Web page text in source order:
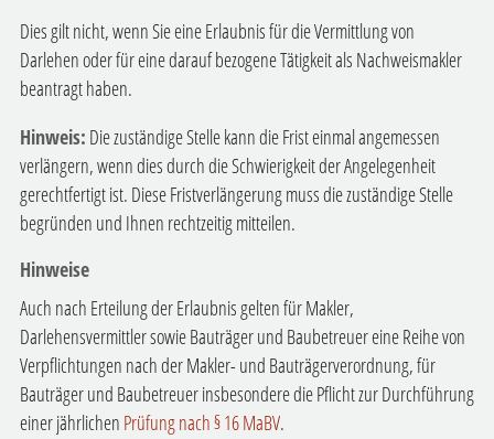
Dies gilt nicht, wenn Sie eine Erlaubnis für die Vermittlung von
Darlehen oder für eine darauf bezogene Tätigkeit als Nachweismakler
beantragt haben.
Hinweis: Die zuständige Stelle kann die Frist einmal angemessen
verlängern, wenn dies durch die Schwierigkeit der Angelegenheit
gerechtfertigt ist. Diese Fristverlängerung muss die zuständige Stelle
begründen und Ihnen rechtzeitig mitteilen.
Hinweise
Auch nach Erteilung der Erlaubnis gelten für Makler,
Darlehensvermittler sowie Bauträger und Baubetreuer eine Reihe von
Verpflichtungen nach der Makler- und Bauträgerverordnung, für
Bauträger und Baubetreuer insbesondere die Pflicht zur Durchführung
einer jährlichen Prüfung nach § 16 MaBV.